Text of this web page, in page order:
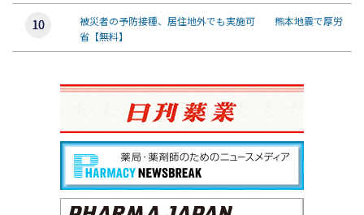
被災者の予防接種、居住地外でも実施可 熊本地震で厚労
省【無料】